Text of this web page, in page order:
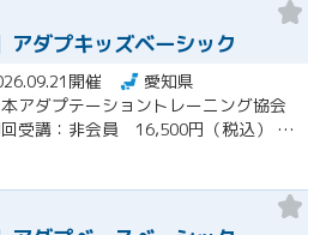
アダプキッズベーシック
開催
愛知県
アダプテーショントレーニング協会
初回受講：非会員 16,500円（税込） 一般会員 14,850円（税込） 特待会員 13,200円（税込) 会員再受講：一般会員 3,712円（税込） 特待会員 3,300円（税込）